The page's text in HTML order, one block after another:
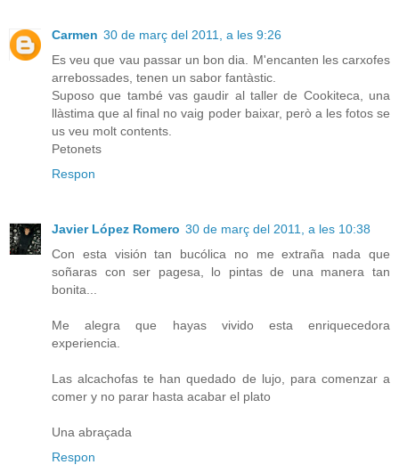
Carmen 30 de març del 2011, a les 9:26
Es veu que vau passar un bon dia. M'encanten les carxofes
arrebossades, tenen un sabor fantàstic.
Suposo que també vas gaudir al taller de Cookiteca, una
llàstima que al final no vaig poder baixar, però a les fotos se
us veu molt contents.
Petonets
Respon
Javier López Romero 30 de març del 2011, a les 10:38
Con esta visión tan bucólica no me extraña nada que
soñaras con ser pagesa, lo pintas de una manera tan
bonita...
Me alegra que hayas vivido esta enriquecedora
experiencia.
Las alcachofas te han quedado de lujo, para comenzar a
comer y no parar hasta acabar el plato
Una abraçada
Respon